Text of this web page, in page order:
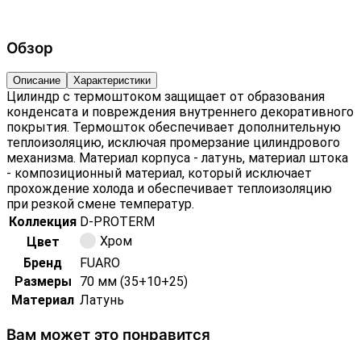
Обзор
Описание Характеристики
Цилиндр с термоштоком защищает от образования
конденсата и повреждения внутреннего декоративного
покрытия. Термошток обеспечивает дополнительную
теплоизоляцию, исключая промерзание цилиндрового
механизма. Материал корпуса - латунь, материал штока
- композиционный материал, который исключает
прохождение холода и обеспечивает теплоизоляцию
при резкой смене температур.
Коллекция D-PROTERM
Цвет
Хром
Бренд
FUARO
Размеры
70 мм (35+10+25)
Материал Латунь
Вам может это понравится